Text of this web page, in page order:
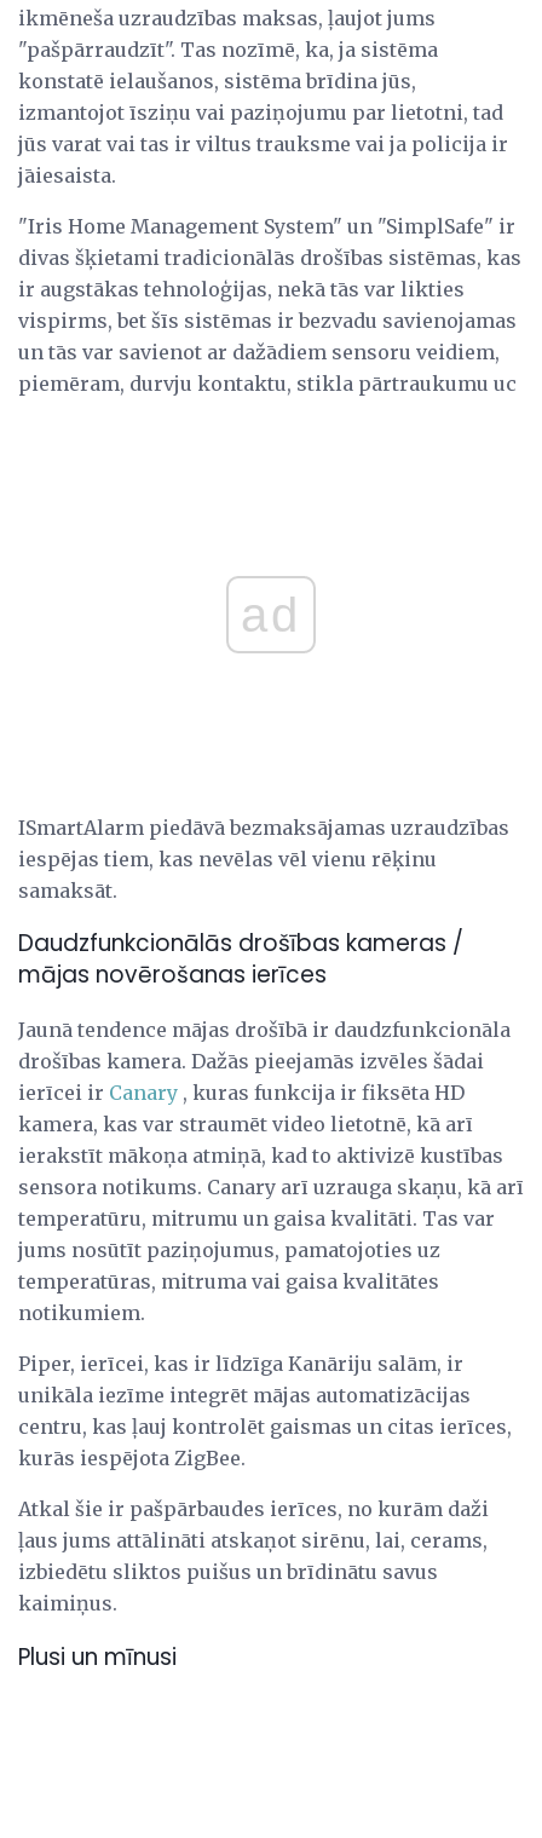
ikmēneša uzraudzības maksas, ļaujot jums
"pašpārraudzīt". Tas nozīmē, ka, ja sistēma
konstatē ielaušanos, sistēma brīdina jūs,
izmantojot īsziņu vai paziņojumu par lietotni, tad
jūs varat vai tas ir viltus trauksme vai ja policija ir
jāiesaista.
"Iris Home Management System" un "SimplSafe" ir
divas šķietami tradicionālās drošības sistēmas, kas
ir augstākas tehnoloģijas, nekā tās var likties
vispirms, bet šīs sistēmas ir bezvadu savienojamas
un tās var savienot ar dažādiem sensoru veidiem,
piemēram, durvju kontaktu, stikla pārtraukumu uc
ad
ISmartAlarm piedāvā bezmaksājamas uzraudzības
iespējas tiem, kas nevēlas vēl vienu rēķinu
samaksāt.
Daudzfunkcionālās drošības kameras /
mājas novērošanas ierīces
Jaunā tendence mājas drošībā ir daudzfunkcionāla
drošības kamera. Dažās pieejamās izvēles šādai
ierīcei ir Canary , kuras funkcija ir fiksēta HD
kamera, kas var straumēt video lietotnē, kā arī
ierakstīt mākoņa atmiņā, kad to aktivizē kustības
sensora notikums. Canary arī uzrauga skaņu, kā arī
temperatūru, mitrumu un gaisa kvalitāti. Tas var
jums nosūtīt paziņojumus, pamatojoties uz
temperatūras, mitruma vai gaisa kvalitātes
notikumiem.
Piper, ierīcei, kas ir līdzīga Kanāriju salām, ir
unikāla iezīme integrēt mājas automatizācijas
centru, kas ļauj kontrolēt gaismas un citas ierīces,
kurās iespējota ZigBee.
Atkal šie ir pašpārbaudes ierīces, no kurām daži
ļaus jums attālināti atskaņot sirēnu, lai, cerams,
izbiedētu sliktos puišus un brīdinātu savus
kaimiņus.
Plusi un mīnusi